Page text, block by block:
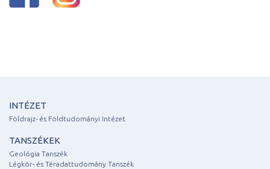
INTÉZET
Földrajz- és Földtudományi Intézet
TANSZÉKEK
Geológia Tanszék
Légkör- és Téradattudomány Tanszék